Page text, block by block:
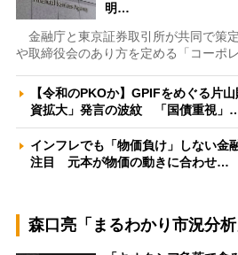
明…
金融庁と東京証券取引所が共同で策
や取締役会のあり方を定める「コーポ
【令和のPKOか】GPIFをめぐる片
資拡大」発言の波紋 「国債重視」
インフレでも「物価負け」しない金
注目 元本が物価の動きに合わせ…
森口亮「まるわかり市況分析